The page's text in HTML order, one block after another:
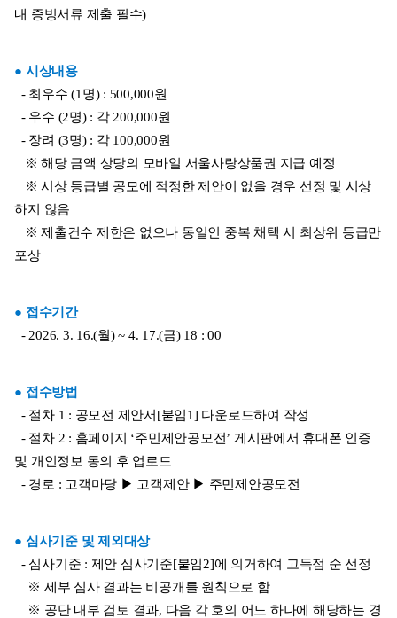
내 증빙서류 제출 필수)
● 시상내용
- 최우수 (1명) : 500,000원
- 우수 (2명) : 각 200,000원
- 장려 (3명) : 각 100,000원
※ 해당 금액 상당의 모바일 서울사랑상품권 지급 예정
※ 시상 등급별 공모에 적정한 제안이 없을 경우 선정 및 시상
하지 않음
※ 제출건수 제한은 없으나 동일인 중복 채택 시 최상위 등급만
포상
● 접수기간
- 2026. 3. 16.(월) ~ 4. 17.(금) 18 : 00
● 접수방법
- 절차 1 : 공모전 제안서[붙임1] 다운로드하여 작성
- 절차 2 : 홈페이지 ‘주민제안공모전’ 게시판에서 휴대폰 인증
및 개인정보 동의 후 업로드
- 경로 : 고객마당 ▶ 고객제안 ▶ 주민제안공모전
● 심사기준 및 제외대상
- 심사기준 : 제안 심사기준[붙임2]에 의거하여 고득점 순 선정
※ 세부 심사 결과는 비공개를 원칙으로 함
※ 공단 내부 검토 결과, 다음 각 호의 어느 하나에 해당하는 경